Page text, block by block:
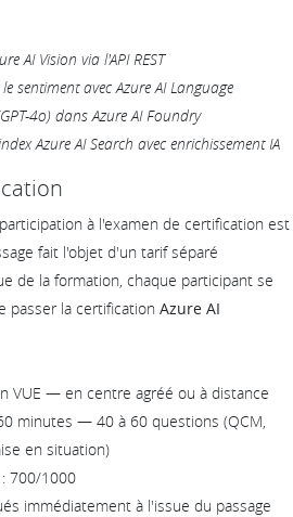
AI Vision via l'API REST
sentiment avec Azure AI Language
4o) dans Azure AI Foundry
Azure AI Search avec enrichissement IA
à l'examen de certification est
fait l'objet d'un tarif séparé
de la formation, chaque participant se
passer la certification Azure AI
VUE — en centre agréé ou à distance
minutes — 40 à 60 questions (QCM,
en situation)
700/1000
immédiatement à l'issue du passage